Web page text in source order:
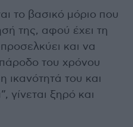
το βασικό μόριο που
της, αφού έχει τη
και να
του χρόνου
ικανότητά του και
γίνεται ξηρό και